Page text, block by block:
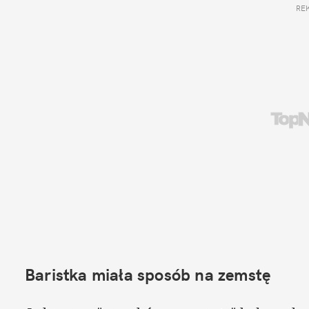
Baristka miała sposób na zemstę